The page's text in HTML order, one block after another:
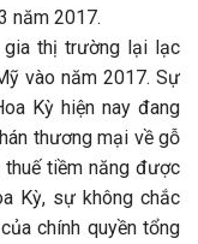
năm 2017.
gia thị trường lại lạc
vào năm 2017. Sự
Kỳ hiện nay đang
thương mại về gỗ
tiềm năng được
Kỳ, sự không chắc
chính quyền tổng